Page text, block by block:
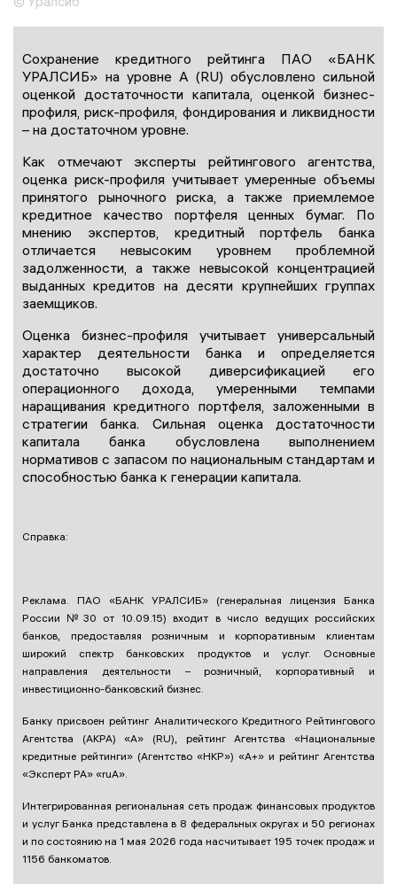
Сохранение кредитного рейтинга ПАО «БАНК
УРАЛСИБ» на уровне А (RU) обусловлено сильной
оценкой достаточности капитала, оценкой бизнес-
профиля, риск-профиля, фондирования и ликвидности
– на достаточном уровне.
Как отмечают эксперты рейтингового агентства,
оценка риск-профиля учитывает умеренные объемы
принятого рыночного риска, а также приемлемое
кредитное качество портфеля ценных бумаг. По
мнению экспертов, кредитный портфель банка
отличается невысоким уровнем проблемной
задолженности, а также невысокой концентрацией
выданных кредитов на десяти крупнейших группах
заемщиков.
Оценка бизнес-профиля учитывает универсальный
характер деятельности банка и определяется
достаточно высокой диверсификацией его
операционного дохода, умеренными темпами
наращивания кредитного портфеля, заложенными в
стратегии банка. Сильная оценка достаточности
капитала банка обусловлена выполнением
нормативов с запасом по национальным стандартам и
способностью банка к генерации капитала.
Справка:
Реклама. ПАО «БАНК УРАЛСИБ» (генеральная лицензия Банка
России №30 от 10.09.15) входит в число ведущих российских
банков, предоставляя розничным и корпоративным клиентам
широкий спектр банковских продуктов и услуг. Основные
направления деятельности – розничный, корпоративный и
инвестиционно-банковский бизнес.
Банку присвоен рейтинг Аналитического Кредитного Рейтингового
Агентства (АКРА) «А» (RU), рейтинг Агентства «Национальные
кредитные рейтинги» (Агентство «НКР») «А+» и рейтинг Агентства
«Эксперт РА» «ruА».
Интегрированная региональная сеть продаж финансовых продуктов
и услуг Банка представлена в 8 федеральных округах и 50 регионах
и по состоянию на 1 мая 2026 года насчитывает 195 точек продаж и
1156 банкоматов.